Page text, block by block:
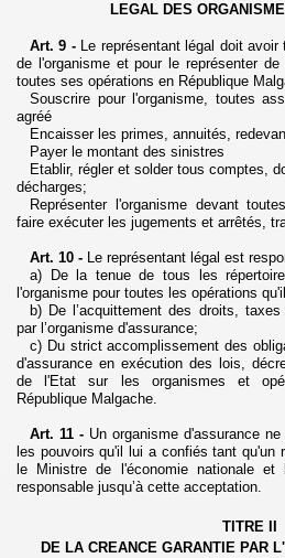
LEGAL DES
Art. 9 -Le représentant légal doit avoir
de l'organisme et pour le représenter
toutes ses opérations en République
Souscrire pour l'organisme, toutes
agréé
Encaisser les primes, annuités,
Payer le montant des sinistres
Etablir, régler et solder tous comptes,
décharges;
Représenter l'organisme devant
faire exécuter les jugements et arrêtés,
Art. 10 - Le représentant légal est
a) De la tenue de tous les
l'organisme pour toutes les opérations
b) De l’acquittement des droits,
par l’organisme d'assurance;
c) Du strict accomplissement des
d'assurance en exécution des lois,
de l'Etat sur les organismes et
République Malgache.
Art. 11 - Un organisme d'assurance
les pouvoirs qu'il lui a confiés tant qu'un
le Ministre de l'économie nationale et
responsable jusqu’à cette acceptation.
TITRE II
DE LA CREANCE GARANTIE PAR